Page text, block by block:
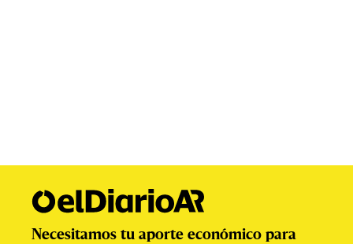
Necesitamos tu aporte económico para